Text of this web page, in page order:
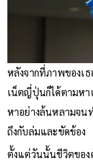
หลังจากที่ภาพของเ
เน็ตญี่ปุ่นก็ได้ตามหา
หาอย่างล้นหลามจน
ถึงกับล่มและขัดข้อง
ตั้งแต่วันนั้นชีวิตของ